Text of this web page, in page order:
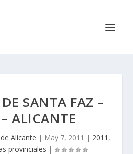
SANTA FAZ –
ALICANTE
Alicante | May 7, 2011 | 2011 ,
provinciales |